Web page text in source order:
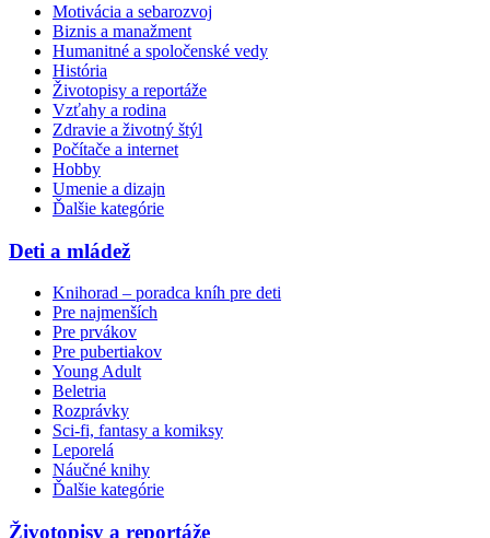
Motivácia a sebarozvoj
Biznis a manažment
Humanitné a spoločenské vedy
História
Životopisy a reportáže
Vzťahy a rodina
Zdravie a životný štýl
Počítače a internet
Hobby
Umenie a dizajn
Ďalšie kategórie
Deti a mládež
Knihorad – poradca kníh pre deti
Pre najmenších
Pre prvákov
Pre pubertiakov
Young Adult
Beletria
Rozprávky
Sci-fi, fantasy a komiksy
Leporelá
Náučné knihy
Ďalšie kategórie
Životopisy a reportáže